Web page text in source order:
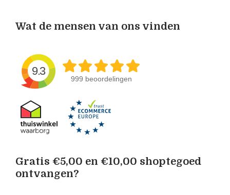
Wat de mensen van ons vinden
9.3
999 beoordelingen
Gratis €5,00 en €10,00 shoptegoed
ontvangen?